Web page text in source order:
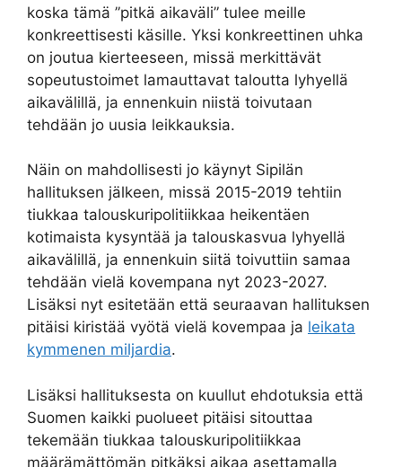
koska tämä ”pitkä aikaväli” tulee meille
konkreettisesti käsille. Yksi konkreettinen uhka
on joutua kierteeseen, missä merkittävät
sopeutustoimet lamauttavat taloutta lyhyellä
aikavälillä, ja ennenkuin niistä toivutaan
tehdään jo uusia leikkauksia.
Näin on mahdollisesti jo käynyt Sipilän
hallituksen jälkeen, missä 2015-2019 tehtiin
tiukkaa talouskuripolitiikkaa heikentäen
kotimaista kysyntää ja talouskasvua lyhyellä
aikavälillä, ja ennenkuin siitä toivuttiin samaa
tehdään vielä kovempana nyt 2023-2027.
Lisäksi nyt esitetään että seuraavan hallituksen
pitäisi kiristää vyötä vielä kovempaa ja leikata
kymmenen miljardia.
Lisäksi hallituksesta on kuullut ehdotuksia että
Suomen kaikki puolueet pitäisi sitouttaa
tekemään tiukkaa talouskuripolitiikkaa
määrämättömän pitkäksi aikaa asettamalla